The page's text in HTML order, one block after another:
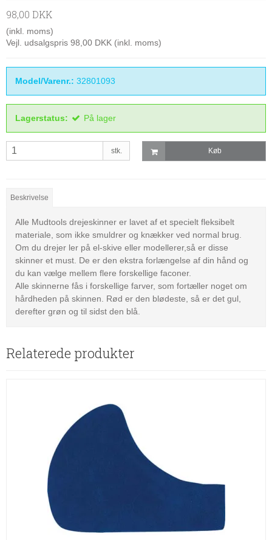
98,00 DKK
(inkl. moms)
Vejl. udsalgspris 98,00 DKK (inkl. moms)
Model/Varenr.: 32801093
Lagerstatus: På lager
stk. Køb
Beskrivelse
Alle Mudtools drejeskinner er lavet af et specielt fleksibelt
materiale, som ikke smuldrer og knækker ved normal brug.
Om du drejer ler på el-skive eller modellerer,så er disse
skinner et must. De er den ekstra forlængelse af din hånd og
du kan vælge mellem flere forskellige faconer.
Alle skinnerne fås i forskellige farver, som fortæller noget om
hårdheden på skinnen. Rød er den blødeste, så er det gul,
derefter grøn og til sidst den blå.
Relaterede produkter